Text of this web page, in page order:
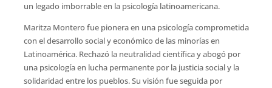
un legado imborrable en la psicología latinoamericana.
Maritza Montero fue pionera en una psicología comprometida
con el desarrollo social y económico de las minorías en
Latinoamérica. Rechazó la neutralidad científica y abogó por
una psicología en lucha permanente por la justicia social y la
solidaridad entre los pueblos. Su visión fue seguida por